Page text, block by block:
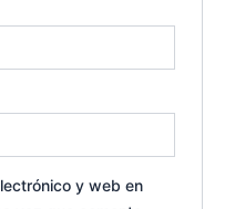
y web en